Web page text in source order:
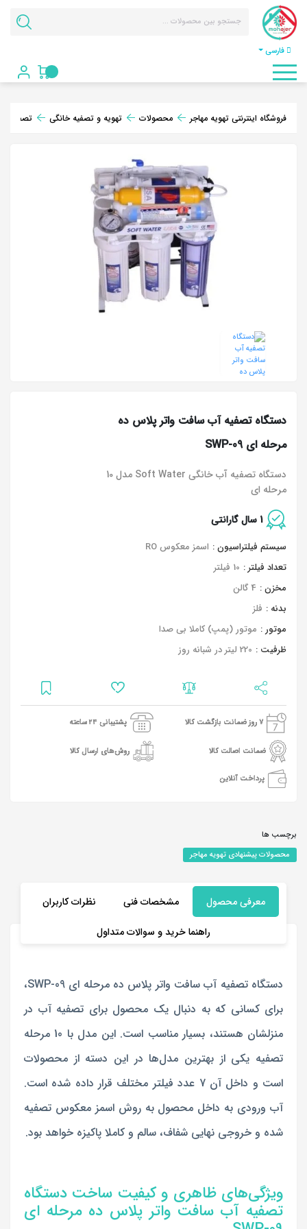
فارسی
فروشگاه اینترنتی تهویه مهاجر محصولات تهویه و تصفیه خانگی تصفیه
دستگاه تصفیه آب سافت واتر پلاس ده
مرحله ای SWP-09
دستگاه تصفیه آب خانگی Soft Water مدل 10
مرحله ای
1 سال گارانتی
سیستم فیلتراسیون : اسمز معکوس RO
تعداد فیلتر : 10 فیلتر
مخزن : 4 گالن
بدنه : فلز
موتور : موتور (پمپ) کاملا بی صدا
ظرفیت : 220 لیتر در شبانه روز
7 روز ضمانت بازگشت کالا پشتیبانی 24 ساعته
ضمانت اصالت کالا روش‌های ارسال کالا
پرداخت آنلاین
برچسب ها
محصولات پیشنهادی تهویه مهاجر
معرفی محصول مشخصات فنی نظرات کاربران
راهنما خرید و سوالات متداول
دستگاه تصفیه آب سافت واتر پلاس ده مرحله ای SWP-09،
برای کسانی که به دنبال یک محصول برای تصفیه آب در
منزلشان هستند، بسیار مناسب است. این مدل با 10 مرحله
تصفیه یکی از بهترین مدل‌ها در این دسته از محصولات
است و داخل آن 7 عدد فیلتر مختلف قرار داده شده است.
آب ورودی به داخل محصول به روش اسمز معکوس تصفیه
شده و خروجی نهایی شفاف، سالم و کاملا پاکیزه خواهد بود.
ویژگی‌های ظاهری و کیفیت ساخت دستگاه
تصفیه آب سافت واتر پلاس ده مرحله ای